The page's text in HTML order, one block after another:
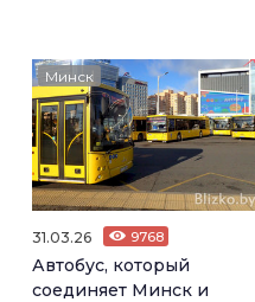
Минск
31.03.26 9768
Автобус, который
соединяет Минск и